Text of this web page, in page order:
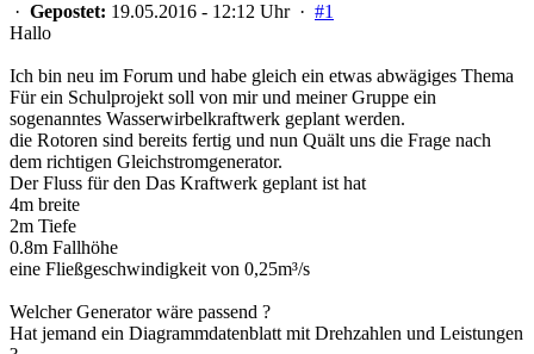
· Gepostet: 19.05.2016 - 12:12 Uhr · #1
Hallo
Ich bin neu im Forum und habe gleich ein etwas abwägiges Thema
Für ein Schulprojekt soll von mir und meiner Gruppe ein
sogenanntes Wasserwirbelkraftwerk geplant werden.
die Rotoren sind bereits fertig und nun Quält uns die Frage nach
dem richtigen Gleichstromgenerator.
Der Fluss für den Das Kraftwerk geplant ist hat
4m breite
2m Tiefe
0.8m Fallhöhe
eine Fließgeschwindigkeit von 0,25m³/s
Welcher Generator wäre passend ?
Hat jemand ein Diagrammdatenblatt mit Drehzahlen und Leistungen